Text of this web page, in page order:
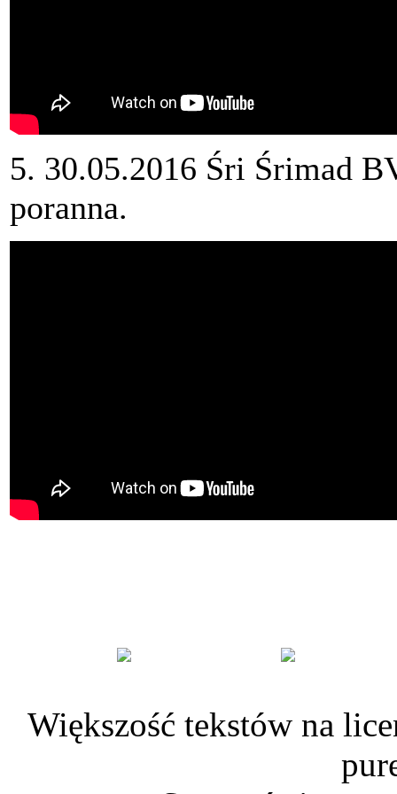
5. 30.05.2016 Śri Śrimad
poranna.
Większość tekstów na